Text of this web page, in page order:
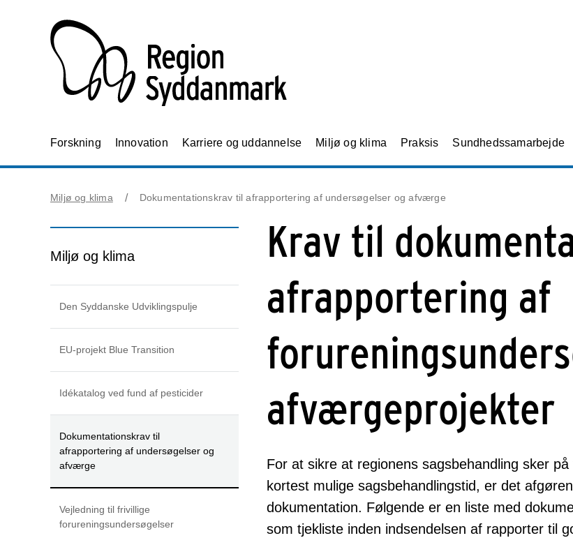
Forskning Innovation Karriere og uddannelse Miljø og klima Praksis Sundhedssamarbejde
Miljø og klima Dokumentationskrav til afrapportering af undersøgelser og afværge
Miljø og klima
Den Syddanske Udviklingspulje
EU-projekt Blue Transition
Idékatalog ved fund af pesticider
Dokumentationskrav til
afrapportering af undersøgelser og
afværge
Vejledning til frivillige
forureningsundersøgelser
Krav til
afrapportering af
afværgeprojekter
For at sikre at regionens sagsbehandling sker
kortest mulige sagsbehandlingstid, er det
dokumentation. Følgende er en liste med
som tjekliste inden indsendelsen af rapporter til